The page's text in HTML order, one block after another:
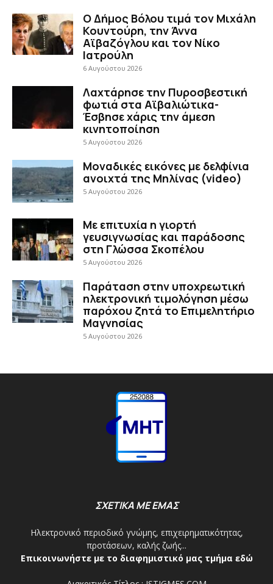
Ο Δήμος Βόλου τιμά τον Μιχάλη
Κουντούρη, την Άννα
Αϊβαζόγλου και τον Νίκο
Ιατρούλη
6 Αυγούστου 2026
Λαχτάρησε την Πυροσβεστική
φωτιά στα Αϊβαλιώτικα-
Έσβησε χάρις την άμεση
κινητοποίηση
5 Αυγούστου 2026
Μοναδικές εικόνες με δελφίνια
ανοιχτά της Μηλίνας (video)
5 Αυγούστου 2026
Με επιτυχία η γιορτή
γευσιγνωσίας και παράδοσης
στη Γλώσσα Σκοπέλου
5 Αυγούστου 2026
Παράταση στην υποχρεωτική
ηλεκτρονική τιμολόγηση μέσω
παρόχου ζητά το Επιμελητήριο
Μαγνησίας
5 Αυγούστου 2026
ΣΧΕΤΙΚΑ ΜΕ ΕΜΑΣ
Ηλεκτρονικό περιοδικό γνώμης, επιχειρηματικότητας,
προτάσεων, καλής ζωής...
Επικοινωνήστε με το διαφημιστικό μας τμήμα εδώ